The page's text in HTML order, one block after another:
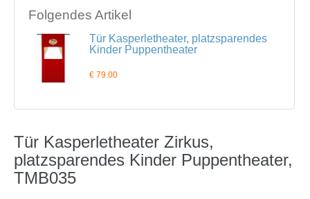
Folgendes Artikel
Tür Kasperletheater, platzsparendes
Kinder Puppentheater
€ 79.00
Tür Kasperletheater Zirkus,
platzsparendes Kinder Puppentheater,
TMB035